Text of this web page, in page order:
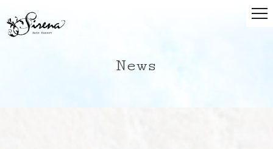
News